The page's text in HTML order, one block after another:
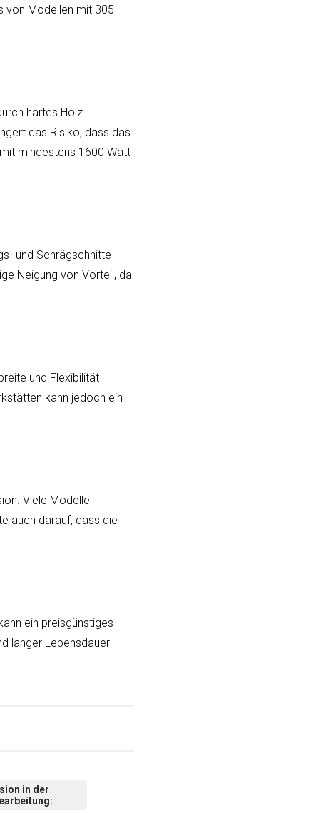
von Modellen mit 305
hartes Holz
das Risiko, dass das
mindestens 1600 Watt
und Schrägschnitte
Neigung von Vorteil, da
und Flexibilität
kann jedoch ein
Viele Modelle
auch darauf, dass die
ein preisgünstiges
langer Lebensdauer
in der